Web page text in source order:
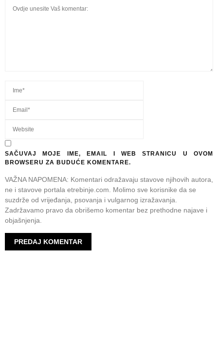
SAČUVAJ MOJE IME, EMAIL I WEB STRANICU U OVOM
BROWSERU ZA BUDUĆE KOMENTARE.
VAŽNA NAPOMENA: Komentari odražavaju stavove njihovih autora,
ne i stavove portala etrebinje.com. Molimo sve korisnike da se
suzdrže od vrijeđanja, psovanja i vulgarnog izražavanja.
Zadržavamo pravo da obrišemo komentar bez prethodne najave i
objašnjenja.